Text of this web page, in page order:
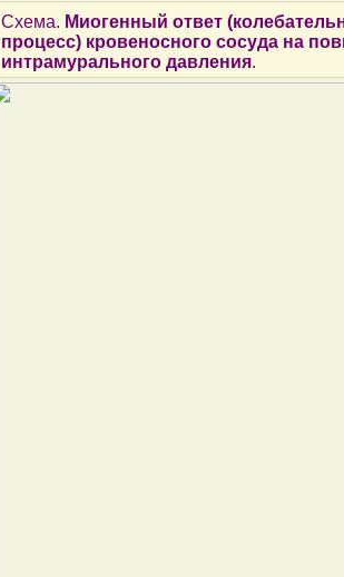
Схема. Миогенный ответ
процесс) кровеносного сосуда на
интрамурального давления.